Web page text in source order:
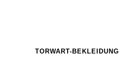
TORWART-BEKLEIDUNG